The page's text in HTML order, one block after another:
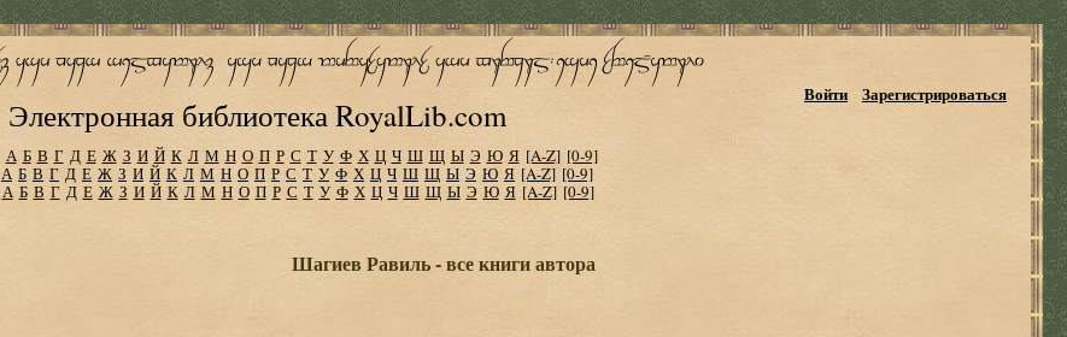
Электронная библиотека RoyalLib.com
Войти Зарегистрироваться
А Б В Г Д Е Ж З И Й К Л М Н О П Р С Т У Ф Х Ц Ч Ш Щ Ы Э Ю Я [A-Z] [0-9]
А Б В Г Д Е Ж З И Й К Л М Н О П Р С Т У Ф Х Ц Ч Ш Щ Ы Э Ю Я [A-Z] [0-9]
А Б В Г Д Е Ж З И Й К Л М Н О П Р С Т У Ф Х Ц Ч Ш Щ Ы Э Ю Я [A-Z] [0-9]
Шагиев Равиль - все книги автора